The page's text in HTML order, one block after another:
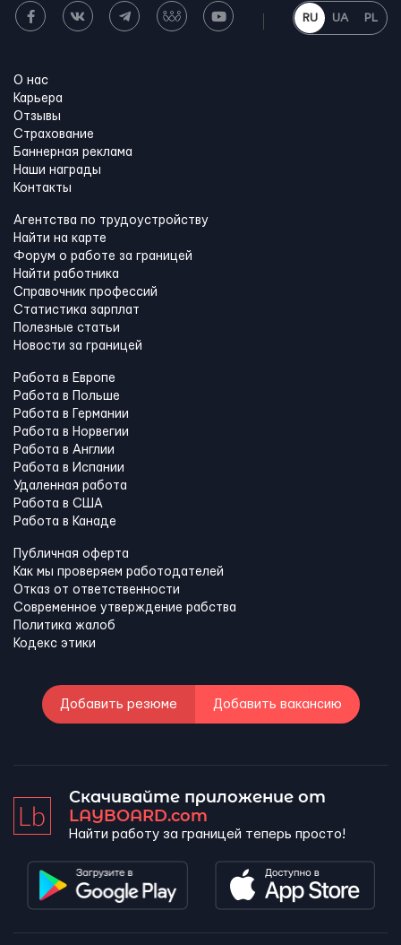
RU UA PL
О нас
Карьера
Отзывы
Страхование
Баннерная реклама
Наши награды
Контакты
Агентства по трудоустройству
Найти на карте
Форум о работе за границей
Найти работника
Справочник профессий
Статистика зарплат
Полезные статьи
Новости за границей
Работа в Европе
Работа в Польше
Работа в Германии
Работа в Норвегии
Работа в Англии
Работа в Испании
Удаленная работа
Работа в США
Работа в Канадe
Публичная оферта
Как мы проверяем работодателей
Отказ от ответственности
Современное утверждение рабства
Политика жалоб
Кодекс этики
Добавить резюме Добавить вакансию
Скачивайте приложение от
LAYBOARD.com
Найти работу за границей теперь просто!